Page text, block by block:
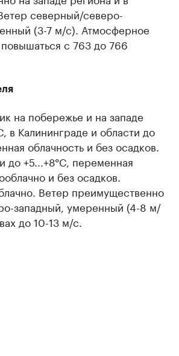
северный/северо-
(3-7 м/с). Атмосферное
с 763 до 766
на побережье и на западе
в Калининграде и области до
облачность и без осадков.
до +5...+8°C, переменная
и без осадков.
Ветер преимущественно
западный, умеренный (4-8 м/
до 10-13 м/с.